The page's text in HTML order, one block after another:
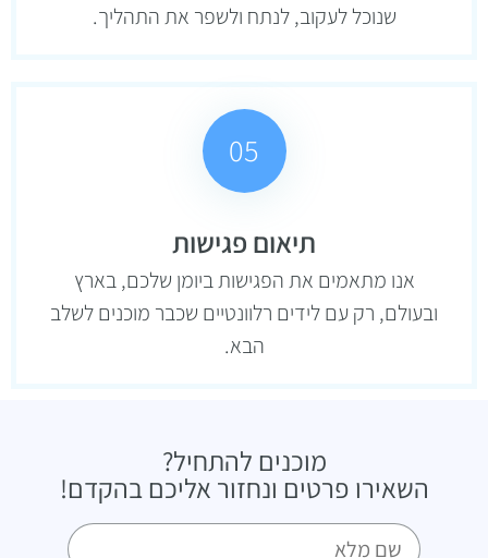
שנוכל לעקוב, לנתח ולשפר את התהליך.
05
תיאום פגישות
אנו מתאמים את הפגישות ביומן שלכם, בארץ
ובעולם, רק עם לידים רלוונטיים שכבר מוכנים לשלב
הבא.
מוכנים להתחיל?
השאירו פרטים ונחזור אליכם בהקדם!